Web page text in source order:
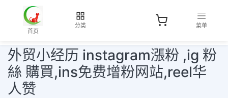
首页
分类 菜单
外贸小经历 instagram漲粉 ,ig 粉
絲 購買,ins免费增粉网站,reel华
人赞